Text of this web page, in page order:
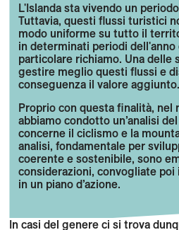
L'Islanda sta vivendo un
Tuttavia, questi flussi turistici
modo uniforme su tutto il
in determinati periodi dell'anno
particolare richiamo. Una delle
gestire meglio questi flussi e
conseguenza il valore aggiunto.
Proprio con questa finalità, nel
abbiamo condotto un’analisi
concerne il ciclismo e la
analisi, fondamentale per
coerente e sostenibile, sono
considerazioni, convogliate
in un piano d’azione.
In casi del genere ci si trova